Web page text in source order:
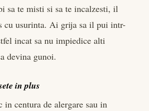
sa te misti si sa te incalzesti, il
cu usurinta. Ai grija sa il pui intr-
incat sa nu impiedice alti
devina gunoi.
in plus
in centura de alergare sau in